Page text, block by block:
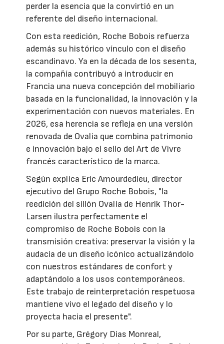
perder la esencia que la convirtió en un
referente del diseño internacional.
Con esta reedición, Roche Bobois refuerza
además su histórico vínculo con el diseño
escandinavo. Ya en la década de los sesenta,
la compañía contribuyó a introducir en
Francia una nueva concepción del mobiliario
basada en la funcionalidad, la innovación y la
experimentación con nuevos materiales. En
2026, esa herencia se refleja en una versión
renovada de Ovalia que combina patrimonio
e innovación bajo el sello del Art de Vivre
francés característico de la marca.
Según explica Eric Amourdedieu, director
ejecutivo del Grupo Roche Bobois, "la
reedición del sillón Ovalia de Henrik Thor-
Larsen ilustra perfectamente el
compromiso de Roche Bobois con la
transmisión creativa: preservar la visión y la
audacia de un diseño icónico actualizándolo
con nuestros estándares de confort y
adaptándolo a los usos contemporáneos.
Este trabajo de reinterpretación respetuosa
mantiene vivo el legado del diseño y lo
proyecta hacia el presente".
Por su parte, Grégory Dias Monreal,